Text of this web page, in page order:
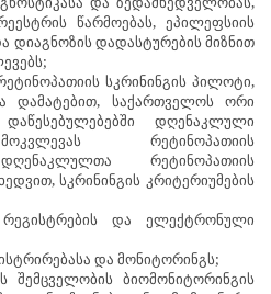
წარმოებას, ეპილეფსიის
დიაგნოზის დადასტურების მიზნით
სკრინინგის პილოტი,
დამატებით, საქართველოს ორი
დაწესებულებებში დღენაკლული
რეტინოპათიის
რეტინოპათიის
სკრინინგის კრიტერიუმების
და ელექტრონული
და მონიტორინგს;
შემცველობის ბიომონიტორინგის